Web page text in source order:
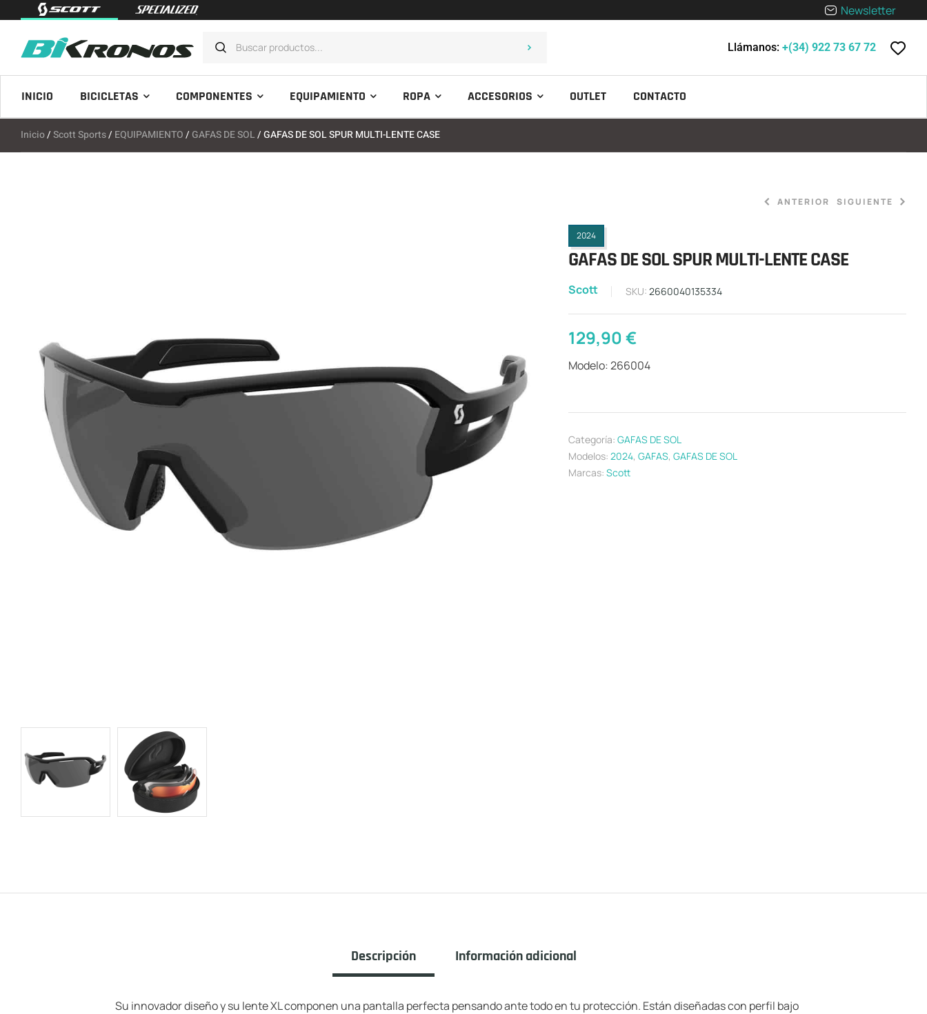
Newsletter
Llámanos: +(34) 922 73 67 72
INICIO BICICLETAS COMPONENTES EQUIPAMIENTO ROPA ACCESORIOS OUTLET CONTACTO
Inicio/Scott Sports/ EQUIPAMIENTO/ GAFAS DE SOL/ GAFAS DE SOL SPUR MULTI-LENTE CASE
ANTERIOR
89,90€
SIGUIENTE
2024
GAFAS DE SOL SPUR MULTI-LENTE CASE
Scott SKU: 2660040135334
129,90€
Modelo: 266004
Categoría: GAFAS DE SOL
Modelos: 2024, GAFAS, GAFAS DE SOL
Marcas: Scott
Descripción Información adicional
Su innovador diseño y su lente XL componen una pantalla perfecta pensando ante todo en tu protección. Están diseñadas con perfil bajo